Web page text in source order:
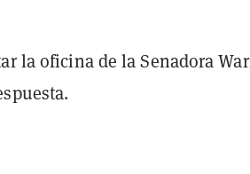
la oficina de la Senadora